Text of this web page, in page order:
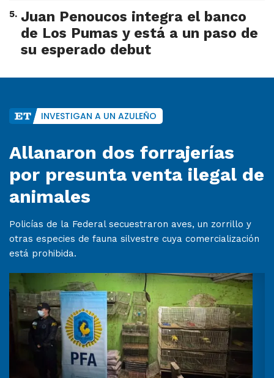
5. Juan Penoucos integra el banco
de Los Pumas y está a un paso de
su esperado debut
INVESTIGAN A UN AZULEÑO
Allanaron dos forrajerías
por presunta venta ilegal de
animales
Policías de la Federal secuestraron aves, un zorrillo y
otras especies de fauna silvestre cuya comercialización
está prohibida.